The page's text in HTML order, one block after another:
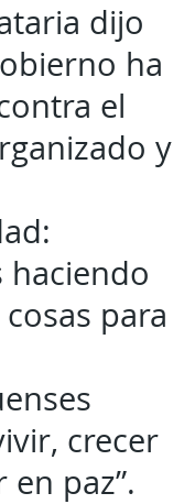
dijo
ha
el
y
haciendo
para
crecer
paz”.